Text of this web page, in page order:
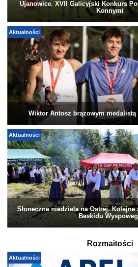
Ujanowice. XVII Galicyjski Konkurs
Konnymi
Aktualności
Wiktor Antosz brązowym
Aktualności
Słoneczna niedziela na Ostrej.
Beskidu
Rozmaitości
Aktualności